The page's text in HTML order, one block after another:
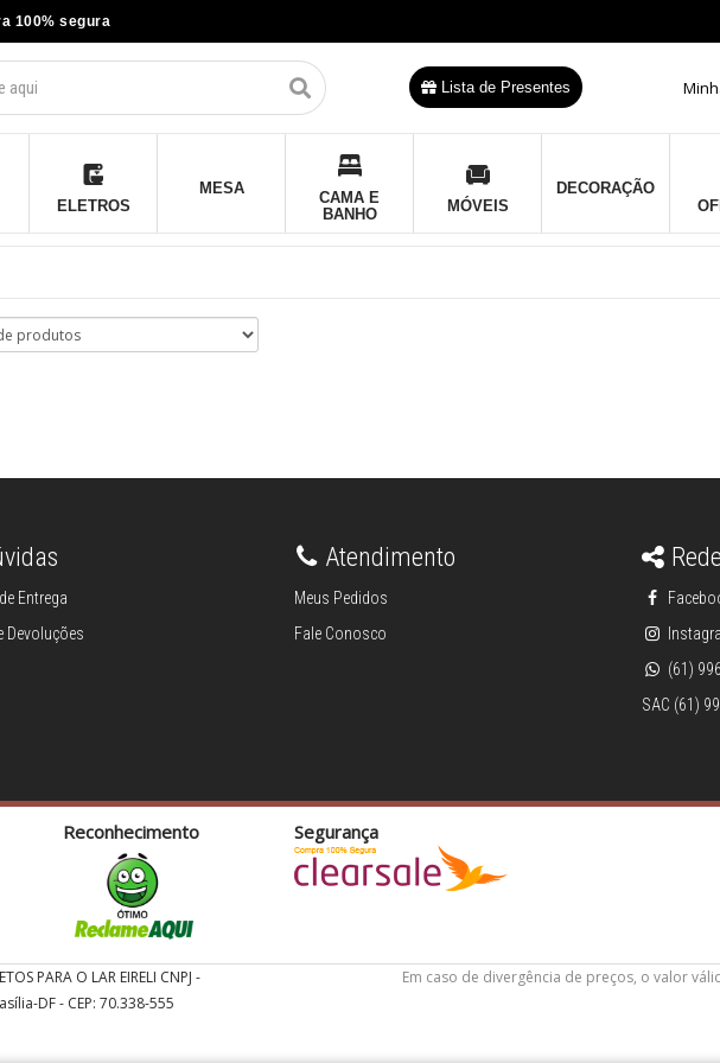
100% segura
Lista de Presentes
ELETROS
MESA
CAMA E
BANHO
MÓVEIS
DECORAÇÃO
Entrega
Devoluções
Atendimento
Meus Pedidos
Fale Conosco
(61)
SAC (61)
Reconhecimento Segurança
PARA O LAR EIRELI CNPJ -
DF - CEP: 70.338-555
Em caso de divergência de preços, o valor